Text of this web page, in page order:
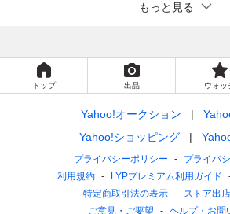
もっと見る
トップ 出品 ウォッ
Yahoo!オークション
Yahoo!ショッピング
プライバシーポリシー
プライバ
利用規約
LYPプレミアム利用ガイド
特定商取引法の表示
ストア出
ご意見・ご要望
ヘルプ・お問